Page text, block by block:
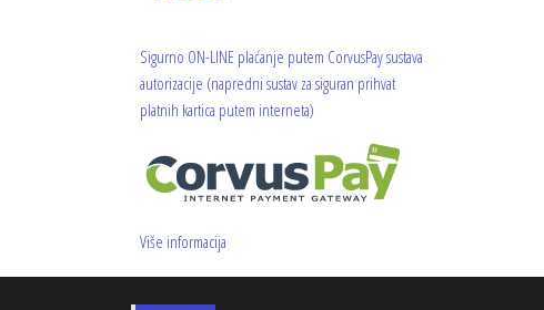
Sigurno ON-LINE plaćanje putem CorvusPaysustava
autorizacije (napredni sustav za siguran prihvat
platnih kartica putem interneta)
Više informacija